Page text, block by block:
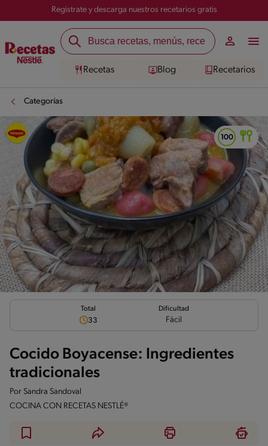
Registrate y descarga nuestros recetarios gratis
Recetas Blog Recetarios
Categorías
Total
33
Dificultad
Fácil
Cocido Boyacense: Ingredientes
tradicionales
Por Sandra Sandoval
COCINA CON RECETAS NESTLÉ®